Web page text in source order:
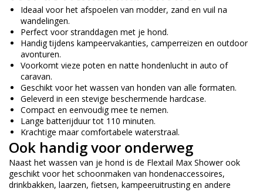
Ideaal voor het afspoelen van modder, zand en vuil na
wandelingen.
Perfect voor stranddagen met je hond.
Handig tijdens kampeervakanties, camperreizen en outdoor
avonturen.
Voorkomt vieze poten en natte hondenlucht in auto of
caravan.
Geschikt voor het wassen van honden van alle formaten.
Geleverd in een stevige beschermende hardcase.
Compact en eenvoudig mee te nemen.
Lange batterijduur tot 110 minuten.
Krachtige maar comfortabele waterstraal.
Ook handig voor onderweg
Naast het wassen van je hond is de Flextail Max Shower ook
geschikt voor het schoonmaken van hondenaccessoires,
drinkbakken, laarzen, fietsen, kampeeruitrusting en andere